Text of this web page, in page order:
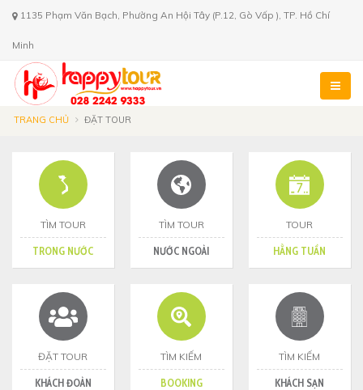
1135 Phạm Văn Bạch, Phường An Hội Tây (P.12, Gò Vấp ), TP. Hồ Chí
Minh
TRANG CHỦ ĐẶT TOUR
TÌM TOUR
TRONG NƯỚC
TÌM TOUR
NƯỚC NGOÀI
TOUR
HẰNG TUẦN
ĐẶT TOUR
KHÁCH ĐOÀN
TÌM KIẾM
BOOKING
TÌM KIẾM
KHÁCH SẠN